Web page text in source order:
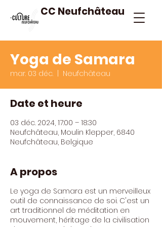
CC Neufchâteau
Yoga de Samara
mar. 03 déc. Neufchâteau
Date et heure
03 déc. 2024, 17:00 – 18:30
Neufchâteau, Moulin Klepper, 6840
Neufchâteau, Belgique
A propos
Le yoga de Samara est un merveilleux
outil de connaissance de soi. C'est un
art traditionnel de méditation en
mouvement, héritage de la civilisation